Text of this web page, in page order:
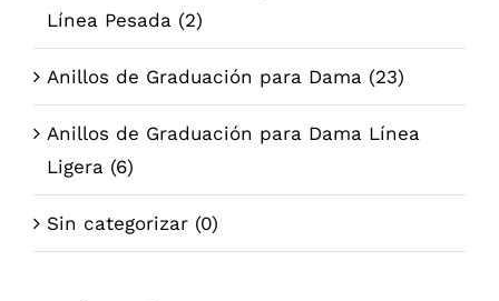
Línea Pesada (2)
Anillos de Graduación para Dama (23)
Anillos de Graduación para Dama Línea
Ligera (6)
Sin categorizar (0)